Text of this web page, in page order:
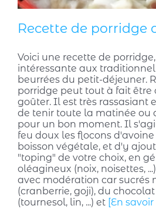
Recette de porridge
Voici une recette de
intéressante aux
beurrées du petit-déjeuner.
porridge peut tout à fait être
goûter. Il est très rassasiant
de tenir toute la matinée ou
pour un bon moment. Il
feu doux les flocons
boisson végétale, et d'y
"toping" de votre choix, en
oléagineux (noix, noisettes,
avec modération car sucrés
(cranberrie, goji), du
(tournesol, lin, ...) et [En savoir